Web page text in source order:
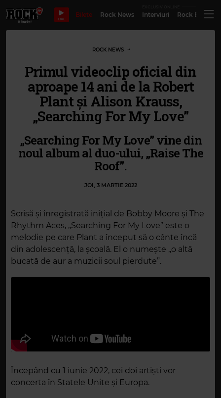
LIVE
Bilete Rock News Interviuri Rock
ROCK NEWS
Primul videoclip oficial din
aproape 14 ani de la Robert
Plant și Alison Krauss,
„Searching For My Love”
„Searching For My Love” vine din
noul album al duo-ului, „Raise The
Roof”.
JOI, 3 MARTIE 2022
Scrisă și înregistrată inițial de Bobby Moore și The
Rhythm Aces, „Searching For My Love” este o
melodie pe care Plant a început să o cânte încă
din adolescență, la școală. El o numește „o altă
bucată de aur a muzicii soul pierdute”.
Începând cu 1 iunie 2022, cei doi artiști vor
concerta în Statele Unite și Europa.